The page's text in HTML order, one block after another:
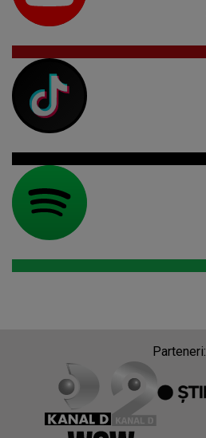
Parteneri: